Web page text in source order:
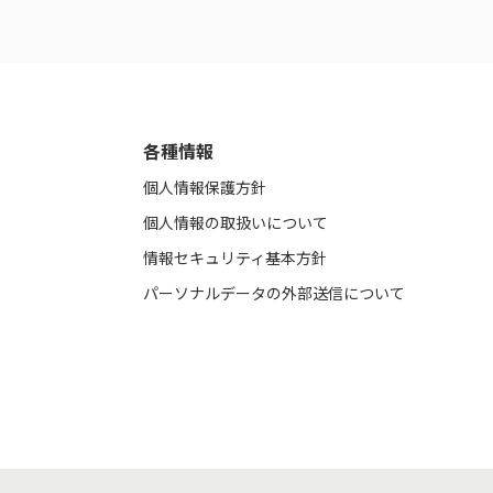
各種情報
個人情報保護方針
個人情報の取扱いについて
情報セキュリティ基本方針
パーソナルデータの外部送信について